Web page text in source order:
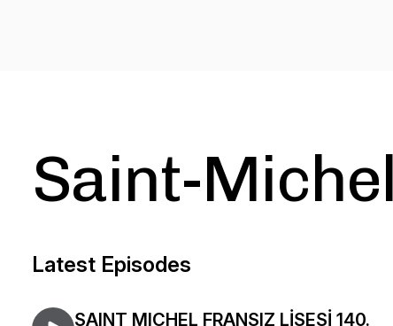
Saint-
Latest Episodes
SAINT MICHEL FRANSIZ LİSESİ 140.